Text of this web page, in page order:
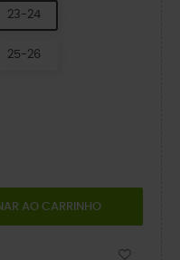
23-24
25-26
AO CARRINHO